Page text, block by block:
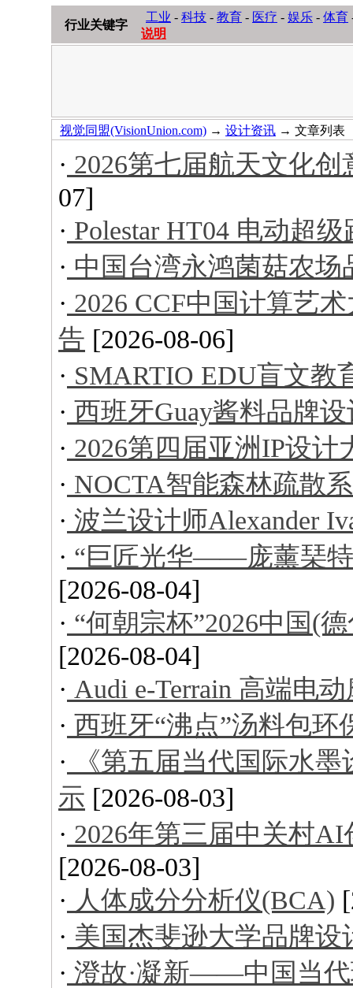
行业关键字
工业 - 科技 - 教育 - 医疗 - 娱乐 - 体育
说明
视觉同盟(VisionUnion.com) → 设计资讯 → 文章列表
· 2026第七届航天文化
07]
· Polestar HT04 电动超级
· 中国台湾永鸿菌菇农场
· 2026 CCF中国计算艺
告 [2026-08-06]
· SMARTIO EDU盲文教
· 西班牙Guay酱料品牌设
· 2026第四届亚洲IP设计
· NOCTA智能森林疏散
· 波兰设计师Alexander
· “巨匠光华——庞薰琹特
[2026-08-04]
· “何朝宗杯”2026中国(
[2026-08-04]
· Audi e-Terrain 高端电
· 西班牙“沸点”汤料包环
· 《第五届当代国际水
示 [2026-08-03]
· 2026年第三届中关村
[2026-08-03]
· 人体成分分析仪(BCA)
· 美国杰斐逊大学品牌设
· 澄故·凝新——中国当